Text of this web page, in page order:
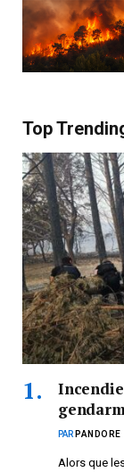
Top
PAR PANDORE
Alors que